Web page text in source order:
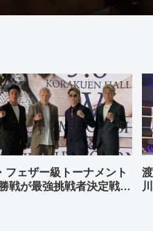
フェザー級トーナメント
戦が最強挑戦者決定戦兼